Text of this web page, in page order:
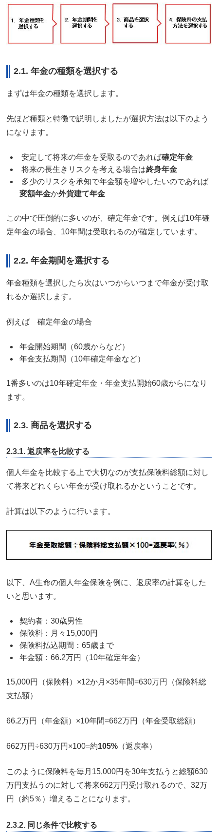
2.1. 年金の種類を選択する
まずは年金の種類を選択します。
先ほど種類と特徴で説明しましたが選択方法は以下のよう
になります。
安定して将来の年金を受取るのであれば確定年金
将来の長生きリスクを考える場合は終身年金
多少のリスクを承知で年金額を増やしたいのであれば
変額年金か外貨建て年金
この中で圧倒的に多いのが、確定年金です。例えば10年確
定年金の場合、10年間は受取れるのが確定しています。
2.2. 年金期間を選択する
年金種類を選択したら次はいつからいつまで年金が受け取
れるか選択します。
例えば 確定年金の場合
年金開始期間（60歳からなど）
年金支払期間（10年確定年金など）
1番多いのは10年確定年金・年金支払開始60歳からになり
ます。
2.3. 商品を選択する
2.3.1. 返戻率を比較する
個人年金を比較する上で大切なのが支払保険料総額に対し
て将来どれくらい年金が受け取れるかということです。
計算は以下のように行います。
以下、A生命の個人年金保険を例に、返戻率の計算をした
いと思います。
契約者：30歳男性
保険料：月々15,000円
保険料払込期間：65歳まで
年金額：66.2万円（10年確定年金）
15,000円（保険料）×12か月×35年間=630万円（保険料総
支払額）
66.2万円（年金額）×10年間=662万円（年金受取総額）
662万円÷630万円×100=約105% （返戻率）
このように保険料を毎月15,000円を30年支払うと総額630
万円支払うのに対して将来662万円受け取れるので、32万
円（約5％）増えることになります。
2.3.2. 同じ条件で比較する